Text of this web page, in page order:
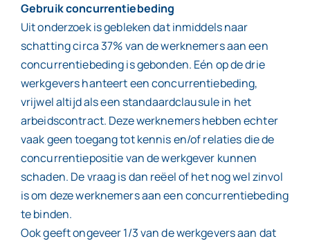
Gebruik concurrentiebeding
Uit onderzoek is gebleken dat inmiddels naar
schatting circa 37% van de werknemers aan een
concurrentiebeding is gebonden. Eén op de drie
werkgevers hanteert een concurrentiebeding,
vrijwel altijd als een standaardclausule in het
arbeidscontract. Deze werknemers hebben echter
vaak geen toegang tot kennis en/of relaties die de
concurrentiepositie van de werkgever kunnen
schaden. De vraag is dan reëel of het nog wel zinvol
is om deze werknemers aan een concurrentiebeding
te binden.
Ook geeft ongeveer 1/3 van de werkgevers aan dat